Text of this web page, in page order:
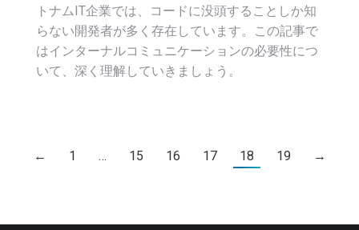
トナムIT企業では、コードに没頭することしか知
らない開発者が多く存在しています。この記事で
はインターナルコミュニケーションの必要性につ
いて、深く理解していきましょう。
← 1 … 15 16 17 18 19 →